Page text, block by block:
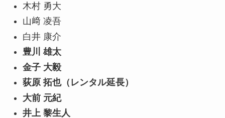
木村 勇大
山﨑 凌吾
白井 康介
豊川 雄太
金子 大毅
荻原 拓也（レンタル延長）
大前 元紀
井上 黎生人